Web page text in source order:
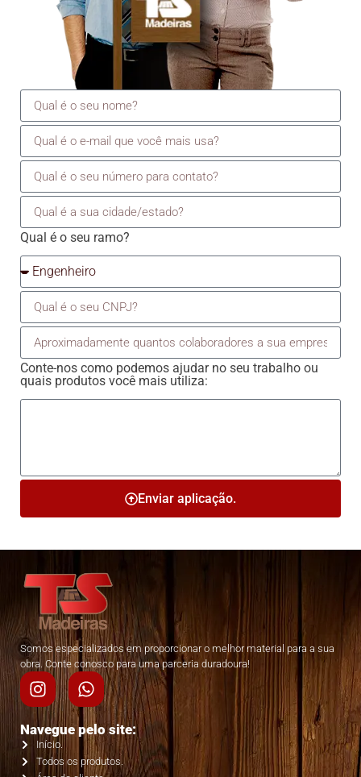
Qual é o seu ramo?
Conte-nos como podemos ajudar no seu trabalho ou
quais produtos você mais utiliza:
Enviar aplicação.
Somos especializados em proporcionar o melhor material para a sua
obra. Conte conosco para uma parceria duradoura!
Navegue pelo site:
Início.
Todos os produtos.